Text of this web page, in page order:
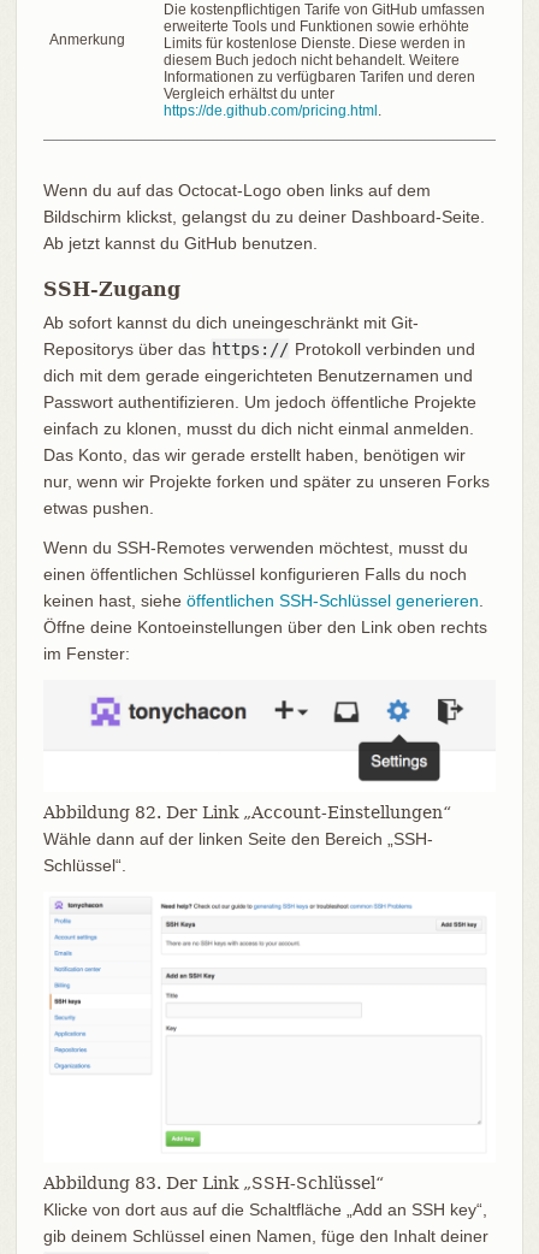
Anmerkung
Die kostenpflichtigen Tarife von GitHub umfassen
erweiterte Tools und Funktionen sowie erhöhte
Limits für kostenlose Dienste. Diese werden in
diesem Buch jedoch nicht behandelt. Weitere
Informationen zu verfügbaren Tarifen und deren
Vergleich erhältst du unter
https://de.github.com/pricing.html .
Wenn du auf das Octocat-Logo oben links auf dem
Bildschirm klickst, gelangst du zu deiner Dashboard-Seite.
Ab jetzt kannst du GitHub benutzen.
SSH-Zugang
Ab sofort kannst du dich uneingeschränkt mit Git-
Repositorys über das https:// Protokoll verbinden und
dich mit dem gerade eingerichteten Benutzernamen und
Passwort authentifizieren. Um jedoch öffentliche Projekte
einfach zu klonen, musst du dich nicht einmal anmelden.
Das Konto, das wir gerade erstellt haben, benötigen wir
nur, wenn wir Projekte forken und später zu unseren Forks
etwas pushen.
Wenn du SSH-Remotes verwenden möchtest, musst du
einen öffentlichen Schlüssel konfigurieren Falls du noch
keinen hast, siehe öffentlichen SSH-Schlüssel generieren.
Öffne deine Kontoeinstellungen über den Link oben rechts
im Fenster:
Abbildung 82. Der Link „Account-Einstellungen“
Wähle dann auf der linken Seite den Bereich „SSH-
Schlüssel“.
Abbildung 83. Der Link „SSH-Schlüssel“
Klicke von dort aus auf die Schaltfläche „Add an SSH key“,
gib deinem Schlüssel einen Namen, füge den Inhalt deiner